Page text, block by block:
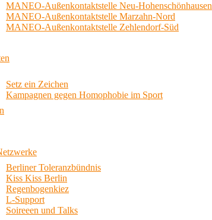
MANEO-Außenkontaktstelle Neu-Hohenschönhausen
MANEO-Außenkontaktstelle Marzahn-Nord
MANEO-Außenkontaktstelle Zehlendorf-Süd
Setz ein Zeichen
Kampagnen gegen Homophobie im Sport
Berliner Toleranzbündnis
Kiss Kiss Berlin
Regenbogenkiez
L-Support
Soireeen und Talks